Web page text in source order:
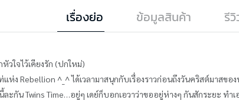
เรื่องย่อ ข้อมูลสินค้า รีวิ
วใจไว้เคียงรัก (ปกใหม่)
ห่ง Rebellion ^_^ ได้เวลามาสนุกกับเรื่องราวก่อนถึงวันคริสต์มาสขอ
ละกัน Twins Time…อยู่ๆ เดย์ก็บอกเอวาว่าขออยู่ห่างๆ กันสักระยะ ทำ